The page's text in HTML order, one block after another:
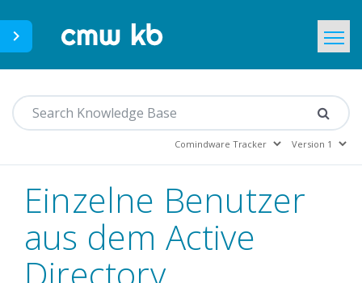
Einzelne Benutzer
aus dem Active
Directory